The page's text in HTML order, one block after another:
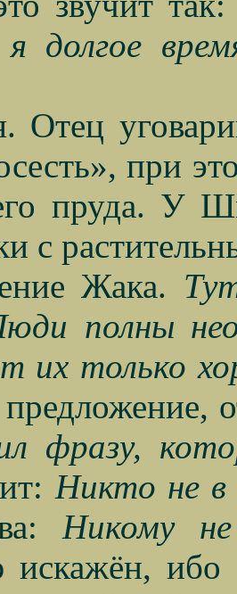
долгое
Отец
при
пруда. У
с
Жака.
полны
их только
предложение,
фразу,
Никто не в
Никому
искажён,